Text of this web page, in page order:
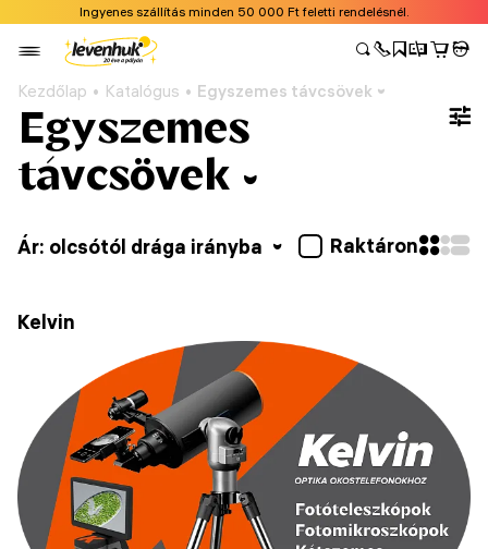
Ingyenes szállítás minden 50 000 Ft feletti rendelésnél.
Kezdőlap Katalógus Egyszemes távcsövek
Egyszemes
távcsövek
Ár: olcsótól drága irányba Raktáron
Kelvin